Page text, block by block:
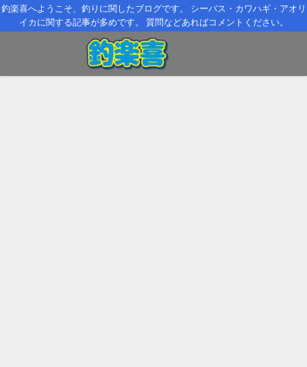
釣楽喜へようこそ、釣りに関したブログです。 シーバス・カワハギ・アオリ
イカに関する記事が多めです。 質問などあればコメントください。